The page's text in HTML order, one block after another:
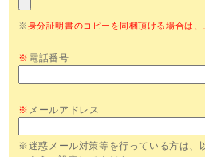
※身分証明書のコピーを同梱頂ける場合は、
※ 電話番号
※ メールアドレス
※迷惑メール対策等を行っている方は、